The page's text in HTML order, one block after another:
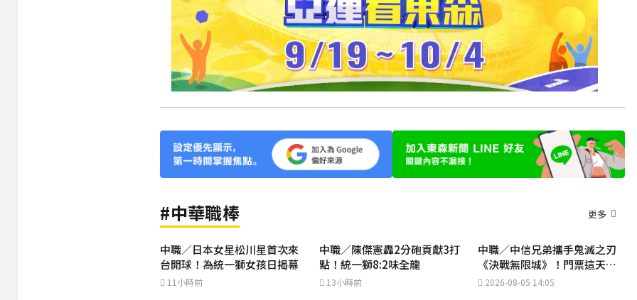
#中華職棒 更多
中職／日本女星松川星首次來
台開球！為統一獅女孩日揭幕
11小時前
中職／陳傑憲轟2分砲貢獻3打
點！統一獅8:2味全龍
13小時前
中職／中信兄弟攜手鬼滅之刃
《決戰無限城》！門票這天開
搶2026-08-05 14:05